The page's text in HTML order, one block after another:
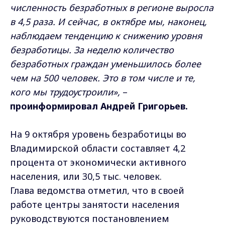
численность безработных в регионе выросла
в 4,5 раза. И сейчас, в октябре мы, наконец,
наблюдаем тенденцию к снижению уровня
безработицы. За неделю количество
безработных граждан уменьшилось более
чем на 500 человек. Это в том числе и те,
кого мы трудоустроили», –
проинформировал Андрей Григорьев.
На 9 октября уровень безработицы во
Владимирской области составляет 4,2
процента от экономически активного
населения, или 30,5 тыс. человек.
Глава ведомства отметил, что в своей
работе центры занятости населения
руководствуются постановлением